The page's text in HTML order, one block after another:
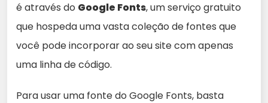
é através do Google Fonts, um serviço gratuito
que hospeda uma vasta coleção de fontes que
você pode incorporar ao seu site com apenas
uma linha de código.
Para usar uma fonte do Google Fonts, basta